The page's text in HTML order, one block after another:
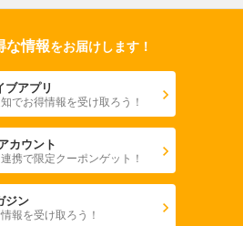
な情報をお届けします！
ブアプリ
でお得情報を受け取ろう！
カウント
携で限定クーポンゲット！
ジン
報を受け取ろう！